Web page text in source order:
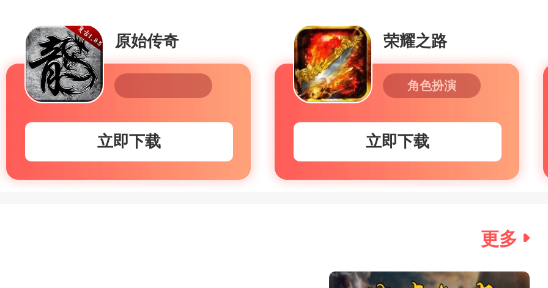
原始传奇
立即下载
荣耀之路
角色扮演
立即下载
更多